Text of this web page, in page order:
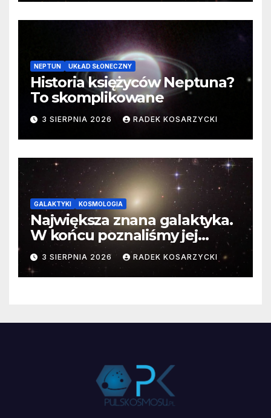
NEPTUN UKŁAD SŁONECZNY
Historia księżyców Neptuna?
To skomplikowane
3 SIERPNIA 2026 RADEK KOSARZYCKI
GALAKTYKI KOSMOLOGIA
Największa znana galaktyka.
W końcu poznaliśmy jej
faktyczne wymiary
3 SIERPNIA 2026 RADEK KOSARZYCKI